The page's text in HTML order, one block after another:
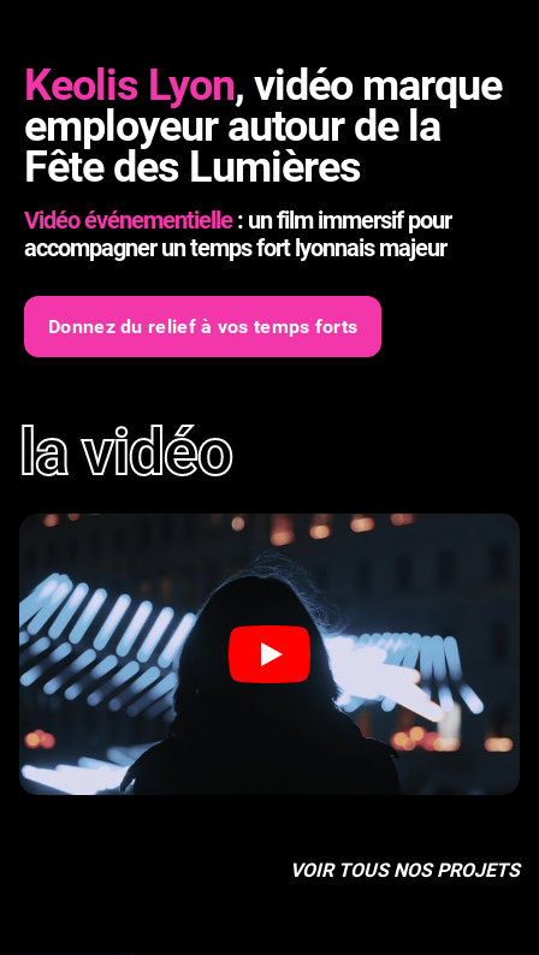
Keolis Lyon, vidéo marque
employeur autour de la
Fête des Lumières
Vidéo événementielle: un film immersif pour
accompagner un temps fort lyonnais majeur
Donnez du relief à vos temps forts
la vidéo
VOIR TOUS NOS PROJETS